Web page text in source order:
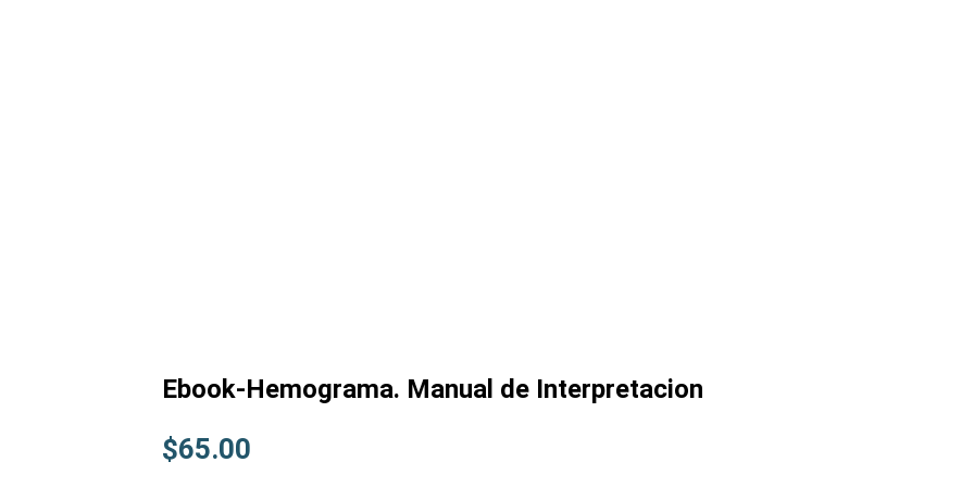
Ebook-Hemograma. Manual de Interpretacion
$65.00